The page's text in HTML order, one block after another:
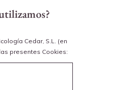
Cedar, S.L. (en
presentes Cookies: